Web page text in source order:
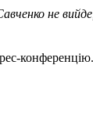
не
конференцію.